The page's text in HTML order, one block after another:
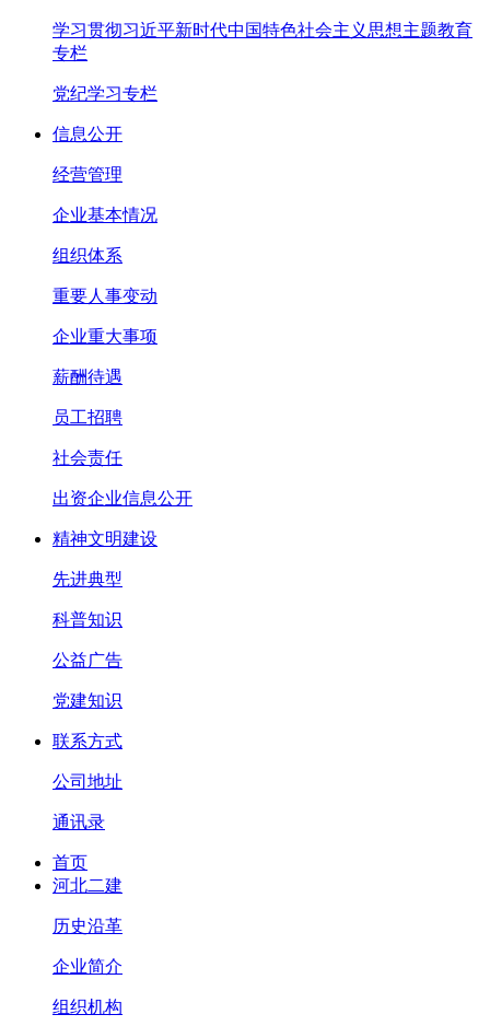
学习贯彻习近平新时代中国特色社会主义思想主题教育
专栏
党纪学习专栏
信息公开
经营管理
企业基本情况
组织体系
重要人事变动
企业重大事项
薪酬待遇
员工招聘
社会责任
出资企业信息公开
精神文明建设
先进典型
科普知识
公益广告
党建知识
联系方式
公司地址
通讯录
首页
河北二建
历史沿革
企业简介
组织机构